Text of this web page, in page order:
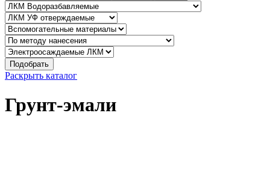
Подобрать
Раскрыть каталог
Грунт-эмали